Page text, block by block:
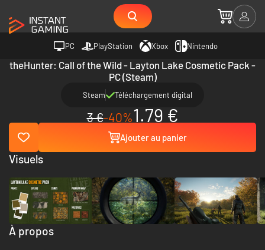
PC PlayStation Xbox Nintendo
theHunter: Call of the Wild - Layton Lake Cosmetic Pack -
PC (Steam)
Steam Téléchargement digital
3 €-40%1.79 €
Ajouter au panier
À propos
Visuels